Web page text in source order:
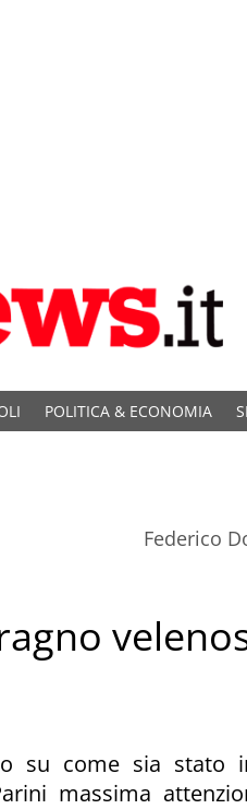
POLITICA & ECONOMIA
Federico
su come sia stato
massima